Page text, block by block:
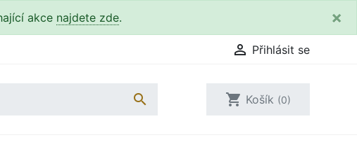
akce najdete zde. ×
 Přihlásit se
 shopping_cart Košík (0)